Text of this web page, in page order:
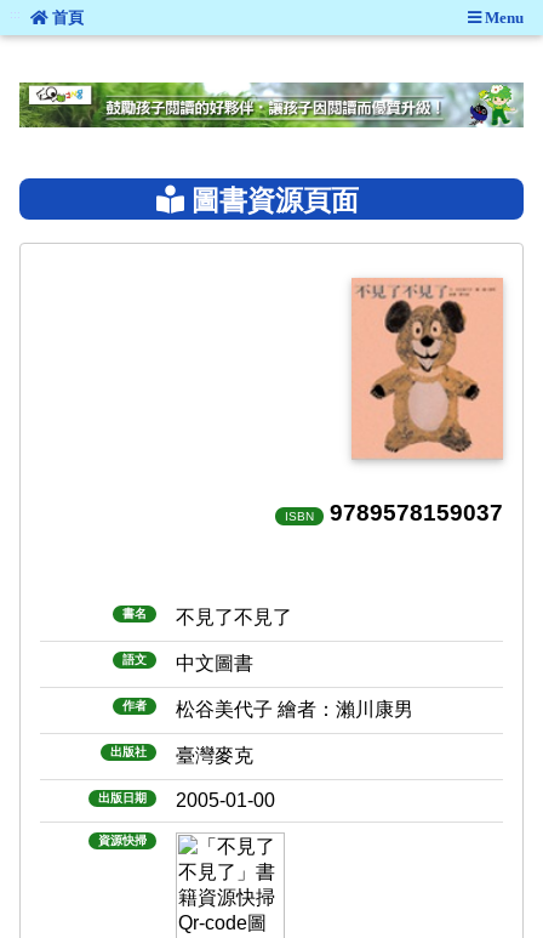
::: 首頁 Menu
圖書資源頁面
ISBN 9789578159037
書名 不見了不見了
語文 中文圖書
作者 松谷美代子 繪者：瀨川康男
出版社 臺灣麥克
出版日期 2005-01-00
資源快掃